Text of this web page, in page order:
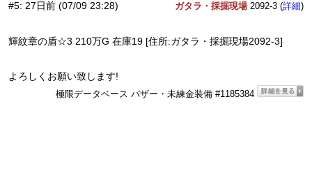
#5: 27日前 (07/09 23:28) ガタラ・採掘現場2092-3 (詳細)
輝紋章の盾☆3 210万G 在庫19 [住所:ガタラ・採掘現場2092-3]
よろしくお願い致します!
極限データベース バザー・未練金装備 #1185384